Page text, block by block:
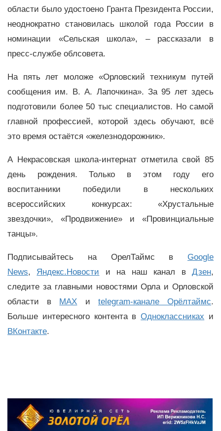
области было удостоено Гранта Президента России,
неоднократно становилась школой года России в
номинации «Сельская школа», – рассказали в
пресс-службе облсовета.
На пять лет моложе «Орловский техникум путей
сообщения им. В. А. Лапочкина». За 95 лет здесь
подготовили более 50 тыс специалистов. Но самой
главной профессией, которой здесь обучают, всё
это время остаётся «железнодорожник».
А Некрасовская школа-интернат отметила свой 85
день рождения. Только в этом году его
воспитанники победили в нескольких
всероссийских конкурсах: «Хрустальные
звездочки», «Продвижение» и «Провинциальные
танцы».
Подписывайтесь на ОрелТаймс в Google
News, Яндекс.Новости и на наш канал вДзен,
следите за главными новостями Орла и Орловской
области в MAX и telegram-канале Орёлтаймс.
Больше интересного контента вОдноклассниках и
ВКонтакте.